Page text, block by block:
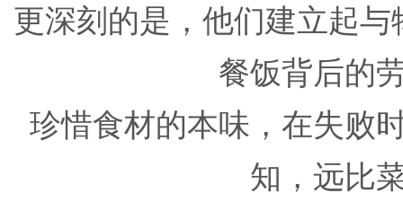
更深刻的是，他们建立起
餐饭背后的
珍惜食材的本味，在失
知，远比